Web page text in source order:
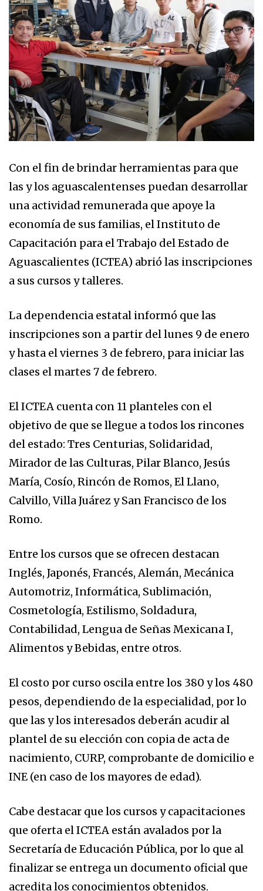
Con el fin de brindar herramientas para que
las y los aguascalentenses puedan desarrollar
una actividad remunerada que apoye la
economía de sus familias, el Instituto de
Capacitación para el Trabajo del Estado de
Aguascalientes (ICTEA) abrió las inscripciones
a sus cursos y talleres.
La dependencia estatal informó que las
inscripciones son a partir del lunes 9 de enero
y hasta el viernes 3 de febrero, para iniciar las
clases el martes 7 de febrero.
El ICTEA cuenta con 11 planteles con el
objetivo de que se llegue a todos los rincones
del estado: Tres Centurias, Solidaridad,
Mirador de las Culturas, Pilar Blanco, Jesús
María, Cosío, Rincón de Romos, El Llano,
Calvillo, Villa Juárez y San Francisco de los
Romo.
Entre los cursos que se ofrecen destacan
Inglés, Japonés, Francés, Alemán, Mecánica
Automotriz, Informática, Sublimación,
Cosmetología, Estilismo, Soldadura,
Contabilidad, Lengua de Señas Mexicana I,
Alimentos y Bebidas, entre otros.
El costo por curso oscila entre los 380 y los 480
pesos, dependiendo de la especialidad, por lo
que las y los interesados deberán acudir al
plantel de su elección con copia de acta de
nacimiento, CURP, comprobante de domicilio e
INE (en caso de los mayores de edad).
Cabe destacar que los cursos y capacitaciones
que oferta el ICTEA están avalados por la
Secretaría de Educación Pública, por lo que al
finalizar se entrega un documento oficial que
acredita los conocimientos obtenidos.